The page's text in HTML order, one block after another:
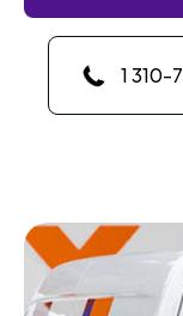
1 310-